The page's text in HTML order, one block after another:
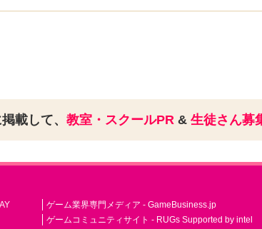
載して、 教室・スクールPR& 生徒さん募
ゲーム業界専門メディア - GameBusiness.jp
ゲームコミュニティサイト - RUGs Supported by intel